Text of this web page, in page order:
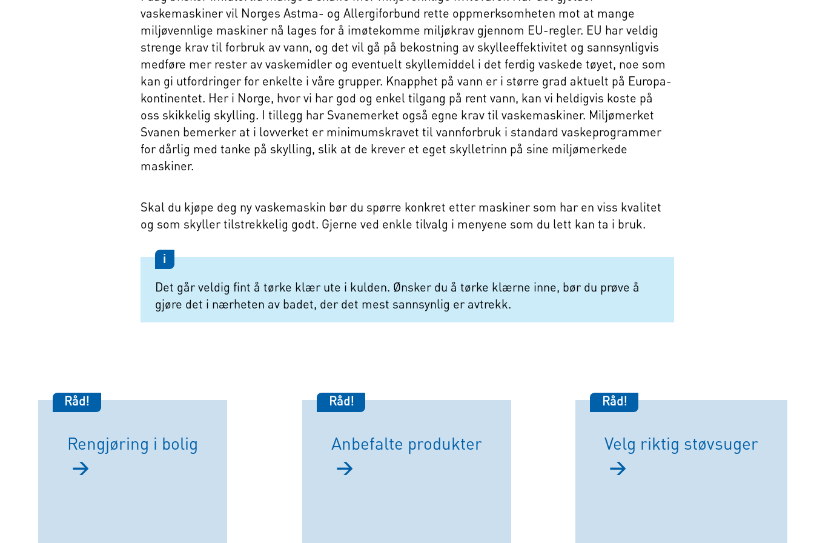
vaskemaskiner vil Norges Astma- og Allergiforbund rette oppmerksomheten mot at mange
miljøvennlige maskiner nå lages for å imøtekomme miljøkrav gjennom EU-regler. EU har veldig
strenge krav til forbruk av vann, og det vil gå på bekostning av skylleeffektivitet og sannsynligvis
medføre mer rester av vaskemidler og eventuelt skyllemiddel i det ferdig vaskede tøyet, noe som
kan gi utfordringer for enkelte i våre grupper. Knapphet på vann er i større grad aktuelt på Europa-
kontinentet. Her i Norge, hvor vi har god og enkel tilgang på rent vann, kan vi heldigvis koste på
oss skikkelig skylling. I tillegg har Svanemerket også egne krav til vaskemaskiner. Miljømerket
Svanen bemerker at i lovverket er minimumskravet til vannforbruk i standard vaskeprogrammer
for dårlig med tanke på skylling, slik at de krever et eget skylletrinn på sine miljømerkede
maskiner.
Skal du kjøpe deg ny vaskemaskin bør du spørre konkret etter maskiner som har en viss kvalitet
og som skyller tilstrekkelig godt. Gjerne ved enkle tilvalg i menyene som du lett kan ta i bruk.
i
Det går veldig fint å tørke klær ute i kulden. Ønsker du å tørke klærne inne, bør du prøve å
gjøre det i nærheten av badet, der det mest sannsynlig er avtrekk.
Råd!
Rengjøring i bolig
→
Råd!
Anbefalte produkter
→
Råd!
Velg riktig støvsuger
→